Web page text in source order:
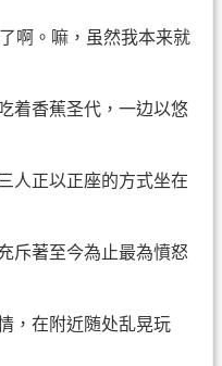
啊。嘛，虽然我本来就
着香蕉圣代，一边以悠
人正以正座的方式坐在
斥著至今為止最為憤怒
，在附近随处乱晃玩